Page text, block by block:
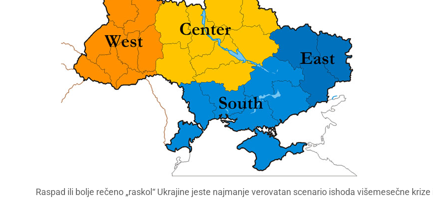
Raspad ili bolje rečeno „raskol“ Ukrajine jeste najmanje verovatan scenario ishoda višemesečne krize